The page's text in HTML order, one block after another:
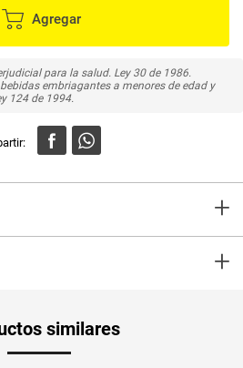
Agregar
para la salud. Ley 30 de 1986.
embriagantes a menores de edad y
124 de 1994.
+
Violáceos. Aroma afrutado con notas
y suave. Suave y ligero con Acidez y +
similares